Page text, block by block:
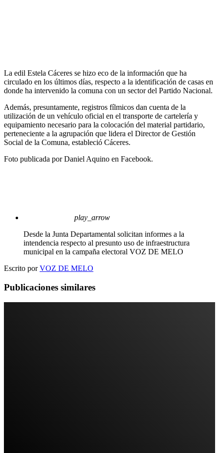
La edil Estela Cáceres se hizo eco de la información que ha
circulado en los últimos días, respecto a la identificación de casas en
donde ha intervenido la comuna con un sector del Partido Nacional.
Además, presuntamente, registros fílmicos dan cuenta de la
utilización de un vehículo oficial en el transporte de cartelería y
equipamiento necesario para la colocación del material partidario,
perteneciente a la agrupación que lidera el Director de Gestión
Social de la Comuna, estableció Cáceres.
Foto publicada por Daniel Aquino en Facebook.
play_arrow
Desde la Junta Departamental solicitan informes a la
intendencia respecto al presunto uso de infraestructura
municipal en la campaña electoral VOZ DE MELO
Escrito porVOZ DE MELO
Publicaciones similares